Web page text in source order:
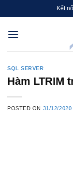
to
content
Kết
SQL SERVER
Hàm LTRIM
POSTED ON 31/12/2020